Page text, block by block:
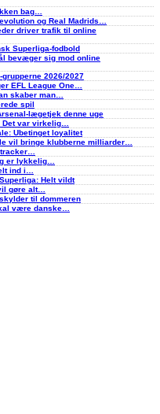
bag…
og Real Madrids…
driver trafik til online
Superliga-fodbold
bevæger sig mod online
2026/2027
EFL League One…
skaber man…
spil
lægetjek denne uge
var virkelig…
Ubetinget loyalitet
vil bringe klubberne milliarder…
er lykkelig…
ind i…
Helt vildt
gøre alt…
til dommeren
være danske…